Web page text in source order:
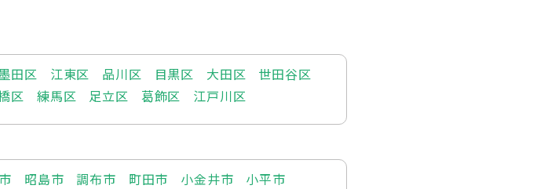
田区 江東区 品川区 目黒区 大田区
世田谷区
区 練馬区 足立区 葛飾区 江戸川区
昭島市 調布市 町田市 小金井市
小平市